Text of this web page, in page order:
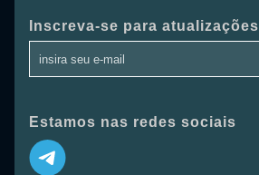
Inscreva-se para atualizações
Estamos nas redes sociais